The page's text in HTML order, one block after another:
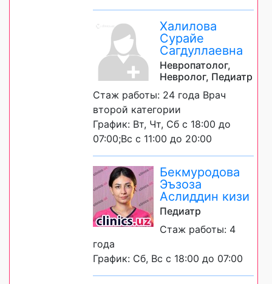
Халилова
Сурайе
Сагдуллаевна
Невропатолог,
Невролог, Педиатр
Стаж работы: 24 года Врач
второй категории
График: Вт, Чт, Сб с 18:00 до
07:00;Вс с 11:00 до 20:00
Бекмуродова
Эъзоза
Аслиддин кизи
Педиатр
Стаж работы: 4
года
График: Сб, Вс с 18:00 до 07:00